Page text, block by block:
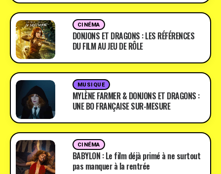
CINÉMA
DONJONS ET DRAGONS : LES RÉFÉRENCES
DU FILM AU JEU DE RÔLE
MUSIQUE
MYLÈNE FARMER & DONJONS ET DRAGONS :
UNE BO FRANÇAISE SUR-MESURE
CINÉMA
BABYLON : Le film déjà primé à ne surtout
pas manquer à la rentrée